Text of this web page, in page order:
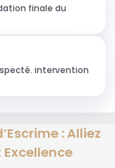
finale du
intervention
: Alliez